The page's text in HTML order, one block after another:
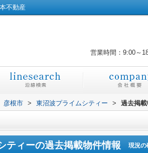
不動産
営業時間：9:00～
彦根市 > 東沼波プライムシティー > 過去掲
ティーの過去掲載物件情報 現況の